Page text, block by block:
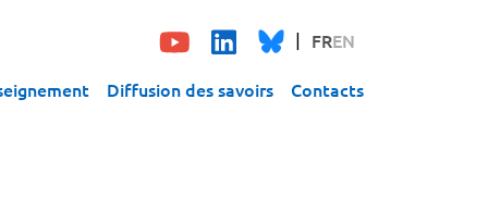
FREN
Diffusion des savoirs Contacts